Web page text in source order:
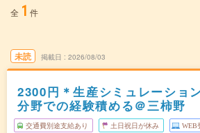
全 1 件
未読 掲載日 2026/08/03
2300円＊生産シミュレーショ
分野での経験積める＠三柿野
交通費別途支給あり 土日祝日が休み WEB